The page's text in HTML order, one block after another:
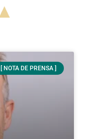
[ NOTA DE PRENSA ]